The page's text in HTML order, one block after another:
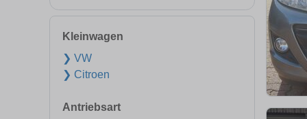
Kleinwagen
❯ VW
❯ Citroen
Antriebsart